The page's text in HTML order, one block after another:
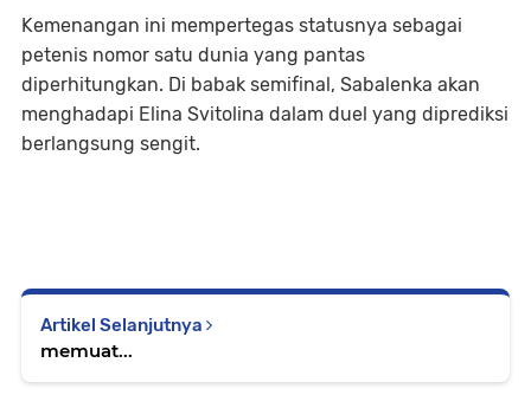
Kemenangan ini mempertegas statusnya sebagai
petenis nomor satu dunia yang pantas
diperhitungkan. Di babak semifinal, Sabalenka akan
menghadapi Elina Svitolina dalam duel yang diprediksi
berlangsung sengit.
Artikel Selanjutnya
memuat...